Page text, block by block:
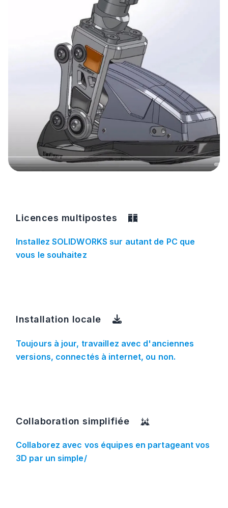
Licences multipostes
Installez SOLIDWORKS sur autant de PC que
vous le souhaitez
Installation locale
Toujours à jour, travaillez avec d'anciennes
versions, connectés à internet, ou non.
Collaboration simplifiée
Collaborez avec vos équipes en partageant vos
3D par un simple/